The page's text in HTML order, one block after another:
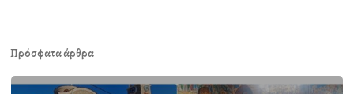
Πρόσφατα άρθρα